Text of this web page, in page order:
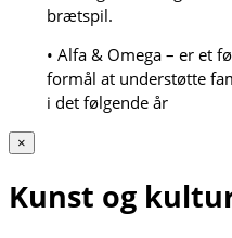
brætspil.
• Alfa & Omega – er et
formål at understøtte
i det følgende år
×
Kunst og